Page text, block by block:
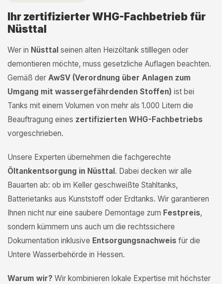
Ihr zertifizierter WHG-Fachbetrieb für
Nüsttal
Wer in Nüsttal seinen alten Heizöltank stilllegen oder
demontieren möchte, muss gesetzliche Auflagen beachten.
Gemäß der AwSV (Verordnung über Anlagen zum
Umgang mit wassergefährdenden Stoffen) ist bei
Tanks mit einem Volumen von mehr als 1.000 Litern die
Beauftragung eines zertifizierten WHG-Fachbetriebs
vorgeschrieben.
Unsere Experten übernehmen die fachgerechte
Öltankentsorgung in Nüsttal. Dabei decken wir alle
Bauarten ab: ob im Keller geschweißte Stahltanks,
Batterietanks aus Kunststoff oder Erdtanks. Wir garantieren
Ihnen nicht nur eine saubere Demontage zum Festpreis,
sondern kümmern uns auch um die rechtssichere
Dokumentation inklusive Entsorgungsnachweis für die
Untere Wasserbehörde in Hessen.
Warum wir? Wir kombinieren lokale Expertise mit höchster